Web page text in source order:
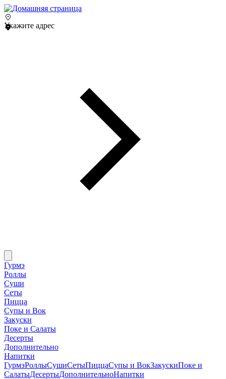
Укажите адрес
Гурмэ
Роллы
Суши
Сеты
Пицца
Супы и Вок
Закуски
Поке и Салаты
Десерты
Дополнительно
Напитки
ГурмэРоллыСушиСетыПиццаСупы и ВокЗакускиПоке и
СалатыДесертыДополнительноНапитки